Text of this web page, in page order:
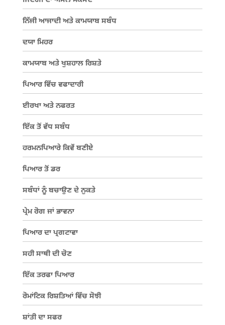
ਨਿੱਜੀ ਆਜਾਦੀ ਅਤੇ ਕਾਮਯਾਬ ਸਬੰਧ
ਦਯਾ ਮਿਹਰ
ਕਾਮਯਾਬ ਅਤੇ ਖੁਸ਼ਹਾਲ ਰਿਸ਼ਤੇ
ਪਿਆਰ ਵਿੱਚ ਵਫਾਦਾਰੀ
ਈਰਖਾ ਅਤੇ ਨਫਰਤ
ਇੱਕ ਤੋਂ ਵੱਧ ਸਬੰਧ
ਹਰਮਨਪਿਆਰੇ ਕਿਵੇਂ ਬਣੀਏ
ਪਿਆਰ ਤੋਂ ਡਰ
ਸਬੰਧਾਂ ਨੂੰ ਬਚਾਉਣ ਦੇ ਨੁਕਤੇ
ਪ੍ਰੇਮ ਰੋਗ ਜਾਂ ਭਾਵਨਾ
ਪਿਆਰ ਦਾ ਪ੍ਰਗਟਾਵਾ
ਸਹੀ ਸਾਥੀ ਦੀ ਚੋਣ
ਇੱਕ ਤਰਫਾ ਪਿਆਰ
ਰੋਮਾਂਟਿਕ ਰਿਸ਼ਤਿਆਂ ਵਿੱਚ ਸੋਝੀ
ਸ਼ਾਂਤੀ ਦਾ ਸਫਰ